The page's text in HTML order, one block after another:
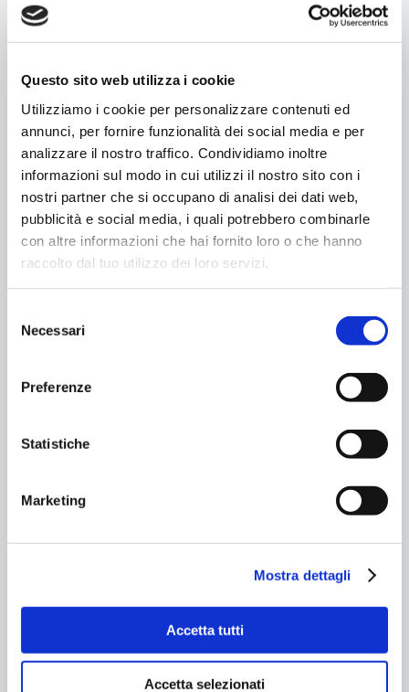
Questo sito web utilizza i cookie
Utilizziamo i cookie per personalizzare contenuti ed
annunci, per fornire funzionalità dei social media e per
analizzare il nostro traffico. Condividiamo inoltre
informazioni sul modo in cui utilizzi il nostro sito con i
nostri partner che si occupano di analisi dei dati web,
pubblicità e social media, i quali potrebbero combinarle
con altre informazioni che hai fornito loro o che hanno
raccolto dal tuo utilizzo dei loro servizi.
delNecessari
Preferenze
Statistiche
Marketing
Mostra dettagli
Accetta tutti
Accetta selezionati